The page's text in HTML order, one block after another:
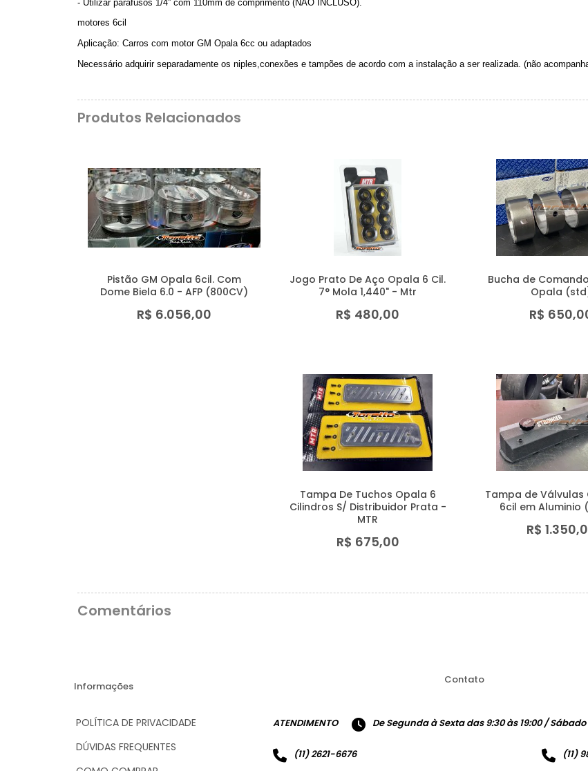
- Utilizar parafusos 1/4” com 110mm de comprimento (NÃO INCLUSO).
motores 6cil
Aplicação: Carros com motor GM Opala 6cc ou adaptados
Necessário adquirir separadamente os niples,conexões e tampões de acordo com a instalação a ser realizada. (não
Produtos Relacionados
Pistão GM Opala 6cil. Com
Dome Biela 6.0 - AFP (800CV)
R$ 6.056,00
Jogo Prato De Aço Opala 6 Cil.
7° Mola 1,440" - Mtr
R$ 480,00
Bucha de
Opala
R$
Tampa De Tuchos Opala 6
Cilindros S/ Distribuidor Prata -
MTR
R$ 675,00
Tampa de Válvulas
6cil em Aluminio
R$
Comentários
Informações
POLÍTICA DE PRIVACIDADE
DÚVIDAS FREQUENTES
Contato
ATENDIMENTO De Segunda à Sexta das 9:30 às 19:00 / Sábado
(11) 2621-6676 (11)